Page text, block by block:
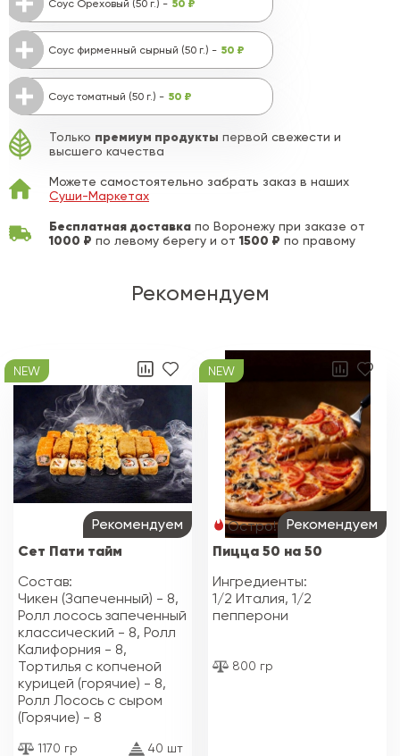
Соус Ореховый (50 г.) - 50 ₽
Соус фирменный сырный (50 г.) - 50 ₽
Соус томатный (50 г.) - 50 ₽
Только премиум продукты первой свежести и
высшего качества
Можете самостоятельно забрать заказ в наших
Суши-Маркетах
Бесплатная доставка по Воронежу при заказе от
1000 ₽ по левому берегу и от1500 ₽ по правому
Рекомендуем
NEW
Рекомендуем
Сет Пати тайм
Состав:
Чикен (Запеченный) - 8,
Ролл лосось запеченный
классический - 8, Ролл
Калифорния - 8,
Тортилья с копченой
курицей (горячие) - 8,
Ролл Лосось с сыром
(Горячие) - 8
1170 гр 40 шт
NEW
Рекомендуем
Остро!
Пицца 50 на 50
Ингредиенты:
1/2 Италия, 1/2
пепперони
800 гр